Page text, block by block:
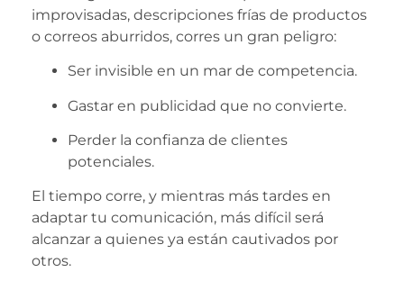
improvisadas, descripciones frías de productos
o correos aburridos, corres un gran peligro:
Ser invisible en un mar de competencia.
Gastar en publicidad que no convierte.
Perder la confianza de clientes
potenciales.
El tiempo corre, y mientras más tardes en
adaptar tu comunicación, más difícil será
alcanzar a quienes ya están cautivados por
otros.